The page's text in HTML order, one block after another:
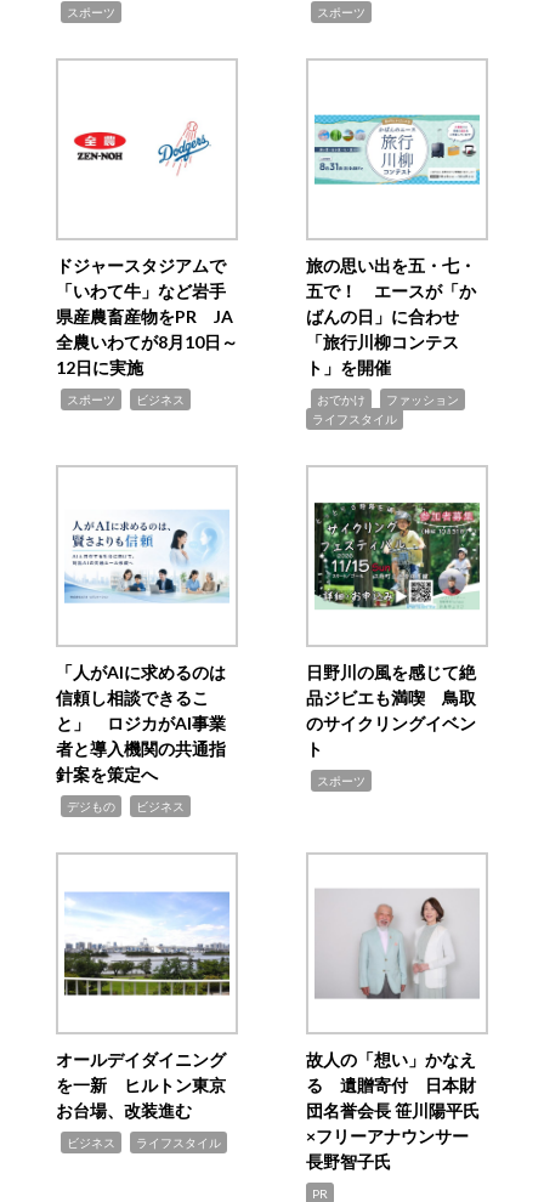
スポーツ スポーツ
ドジャースタジアムで
「いわて牛」など岩手
県産農畜産物をPR JA
全農いわてが8月10日～
12日に実施
スポーツ ビジネス
旅の思い出を五・七・
五で！ エースが「か
ばんの日」に合わせ
「旅行川柳コンテス
ト」を開催
おでかけ ファッション
ライフスタイル
「人がAIに求めるのは
信頼し相談できるこ
と」 ロジカがAI事業
者と導入機関の共通指
針案を策定へ
デジもの ビジネス
日野川の風を感じて絶
品ジビエも満喫 鳥取
のサイクリングイベン
ト
スポーツ
オールデイダイニング
を一新 ヒルトン東京
お台場、改装進む
ビジネス ライフスタイル
故人の「想い」かなえ
る 遺贈寄付 日本財
団名誉会長 笹川陽平氏
×フリーアナウンサー
長野智子氏
PR